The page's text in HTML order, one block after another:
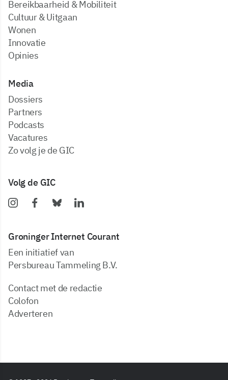
Bereikbaarheid & Mobiliteit
Cultuur & Uitgaan
Wonen
Innovatie
Opinies
Media
dossiers
partners
podcasts
vacatures
zo volg je de GIC
Volg de GIC
Groninger Internet Courant
Een initiatief van
Persbureau Tammeling B.V.
Contact met de redactie
Colofon
Adverteren